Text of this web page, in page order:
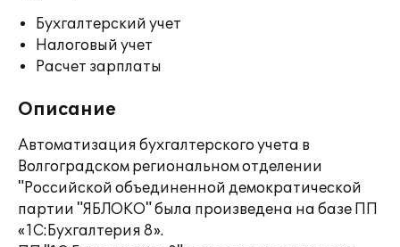
Бухгалтерский учет
Налоговый учет
Расчет зарплаты
Описание
Автоматизация бухгалтерского учета в
Волгоградском региональном отделении
"Российской объединенной демократической
партии "ЯБЛОКО" была произведена на базе ПП
«1С:Бухгалтерия 8».